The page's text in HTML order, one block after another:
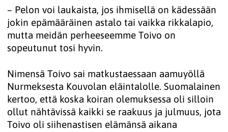
– Pelon voi laukaista, jos ihmisellä on kädessään
jokin epämääräinen astalo tai vaikka rikkalapio,
mutta meidän perheeseemme Toivo on
sopeutunut tosi hyvin.
Nimensä Toivo sai matkustaessaan aamuyöllä
Nurmeksesta Kouvolan eläintalolle. Suomalainen
kertoo, että koska koiran olemuksessa oli silloin
ollut nähtävissä kaikki se raakuus ja julmuus, jota
Toivo oli siihenastisen elämänsä aikana